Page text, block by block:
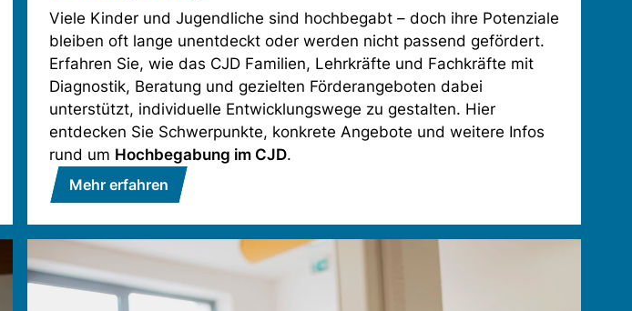
Viele Kinder und Jugendliche sind hochbegabt – doch ihre Potenziale
bleiben oft lange unentdeckt oder werden nicht passend gefördert.
Erfahren Sie, wie das CJD Familien, Lehrkräfte und Fachkräfte mit
Diagnostik, Beratung und gezielten Förderangeboten dabei
unterstützt, individuelle Entwicklungswege zu gestalten. Hier
entdecken Sie Schwerpunkte, konkrete Angebote und weitere Infos
rund um Hochbegabung im CJD.
Mehr erfahren